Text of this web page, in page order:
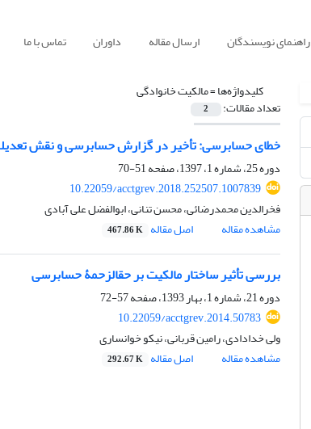
راهنمای نویسندگان ارسال مقاله داوران تماس با ما
کلیدواژه‌ها =مالکیت خانوادگی
تعداد مقالات: 2
خطای حسابرسی: تأخیر در گزارش حسابرسی و نقش تعدیل‎گر مالکیت خانوادگی
دوره 25، شماره 1، 1397، صفحه
51-70
10.22059/acctgrev.2018.252507.1007839
فخرالدین محمدرضائی، محسن تنانی، ابوالفضل علی آبادی
مشاهده مقاله
اصل مقاله 467.86 K
بررسی تأثیر ساختار مالکیت بر حق‎الزحمۀ حسابرسی
دوره 21، شماره 1، بهار 1393، صفحه
57-72
10.22059/acctgrev.2014.50783
ولی خدادادی، رامین قربانی، نیکو خوانساری
مشاهده مقاله
اصل مقاله 292.67 K